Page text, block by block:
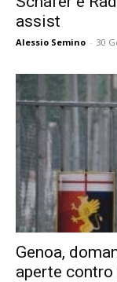
assist
Alessio Semino - 30
Genoa,
aperte